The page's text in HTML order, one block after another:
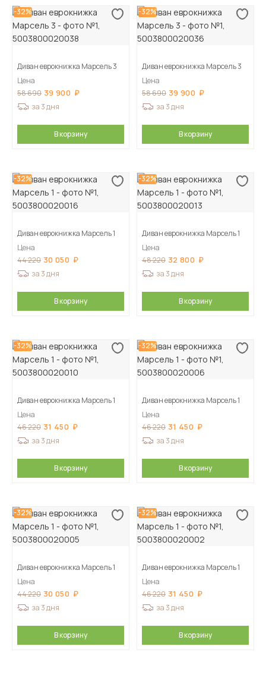
-32%
Диван еврокнижка Марсель 3
Цена
58 690 39 900
за 3 дня
В корзину
-32%
Диван еврокнижка Марсель 3
Цена
58 690 39 900
за 3 дня
В корзину
-32%
Диван еврокнижка Марсель 1
Цена
44 220 30 050
за 3 дня
В корзину
-32%
Диван еврокнижка Марсель 1
Цена
48 220 32 800
за 3 дня
В корзину
-32%
Диван еврокнижка Марсель 1
Цена
46 220 31 450
за 3 дня
В корзину
-32%
Диван еврокнижка Марсель 1
Цена
46 220 31 450
за 3 дня
В корзину
-32%
Диван еврокнижка Марсель 1
Цена
44 220 30 050
за 3 дня
В корзину
-32%
Диван еврокнижка Марсель 1
Цена
46 220 31 450
за 3 дня
В корзину